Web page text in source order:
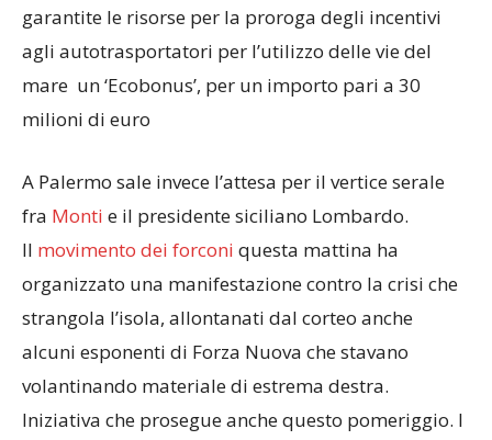
garantite le risorse per la proroga degli incentivi
agli autotrasportatori per l’utilizzo delle vie del
mare un ‘Ecobonus’, per un importo pari a 30
milioni di euro
A Palermo sale invece l’attesa per il vertice serale
fra Monti e il presidente siciliano Lombardo.
Il movimento dei forconi questa mattina ha
organizzato una manifestazione contro la crisi che
strangola l’isola, allontanati dal corteo anche
alcuni esponenti di Forza Nuova che stavano
volantinando materiale di estrema destra.
Iniziativa che prosegue anche questo pomeriggio. I